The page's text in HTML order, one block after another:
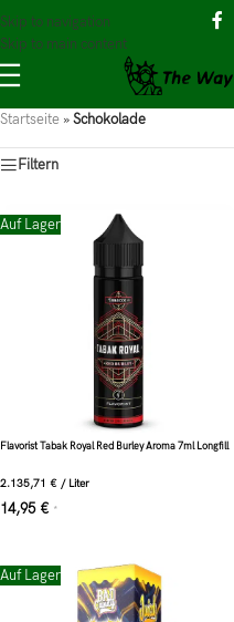
Skip to navigation
Skip to main content
Startseite »Schokolade
Filtern
Auf Lager
Flavorist Tabak Royal Red Burley Aroma 7ml Longfill
2.135,71 € / Liter
14,95 € *
Auf Lager